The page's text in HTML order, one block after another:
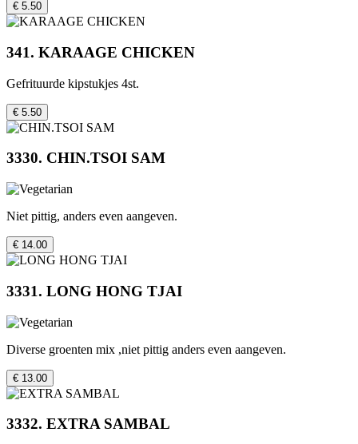
€ 5.50
341. KARAAGE CHICKEN
Gefrituurde kipstukjes 4st.
€ 5.50
3330. CHIN.TSOI SAM
Niet pittig, anders even aangeven.
€ 14.00
3331. LONG HONG TJAI
Diverse groenten mix ,niet pittig anders even aangeven.
€ 13.00
3332. EXTRA SAMBAL